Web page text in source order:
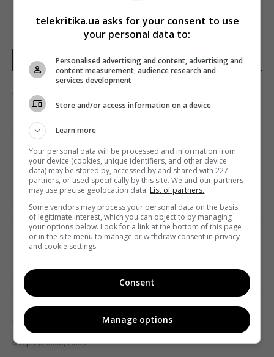
стають окремою гілкою влади, – нардеп
Власенко
13:03 четвер, 06 серпня 2026
Скільки кавуна можна з’їсти за день:
дієтологи назвали безпечну норму
13:02 четвер, 06 серпня 2026
Судноплавство через Баб-ель-Мандебську
протоку майже повністю зупинилося, –
Reuters
13:02 четвер, 06 серпня 2026
Starlink Маска підкорює авіацію: названо
авіакомпанії, які мають супутниковий Wi-Fi
на борту
12:57 четвер, 06 серпня 2026
Не завжди про ввічливість: ось що
приховують люди, які дякують за кожну
ОСТАННІ НОВИНИ
У Кремлі вигадали нову причину для ударів
по Україні – цинічна заява
6 серпня 2026, 13:23
Гайтана опублікувала рідкісний знімок із
донькою біля моря
6 серпня 2026, 13:17
Морква більше не буде гіркою: що
потрібно зробити ще до збору врожаю
6 серпня 2026, 13:09
Похолодання і сильні дощі накривають
Україну: коли спека відступить всюди
6 серпня 2026, 12:58
telekritika.ua asks for your consent to use
your personal data to:
Personalised advertising and content, advertising and
content measurement, audience research and
services development
Store and/or access information on a device
Learn more
Your personal data will be processed and information from
your device (cookies, unique identifiers, and other device
data) may be stored by, accessed by and shared with 227
partners, or used specifically by this site. We and our partners
may use precise geolocation data. List of partners.
Some vendors may process your personal data on the basis
of legitimate interest, which you can object to by managing
your options below. Look for a link at the bottom of this page
or in the site menu to manage or withdraw consent in privacy
and cookie settings.
Consent
Manage options